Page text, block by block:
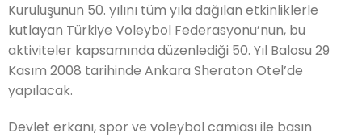
Kuruluşunun 50. yılını tüm yıla dağılan etkinliklerle
kutlayan Türkiye Voleybol Federasyonu’nun, bu
aktiviteler kapsamında düzenlediği 50. Yıl Balosu 29
Kasım 2008 tarihinde Ankara Sheraton Otel’de
yapılacak.
Devlet erkanı, spor ve voleybol camiası ile basın